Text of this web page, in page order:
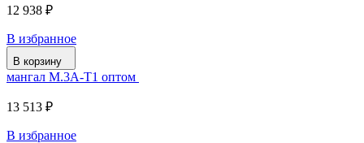
12 938 ₽
В избранное
В корзину
мангал М.3А-Т1 оптом
13 513 ₽
В избранное